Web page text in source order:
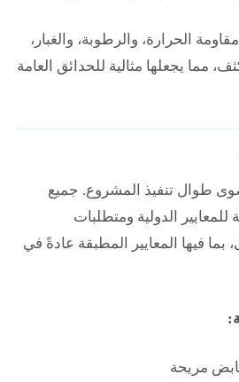
الحرارة، والرطوبة، والغبار،
مما يجعلها مثالية للحدائق العامة
طوال تنفيذ المشروع. جميع
الدولية ومتطلبات
بما فيها المعايير المطبقة عادةً في
مريحة